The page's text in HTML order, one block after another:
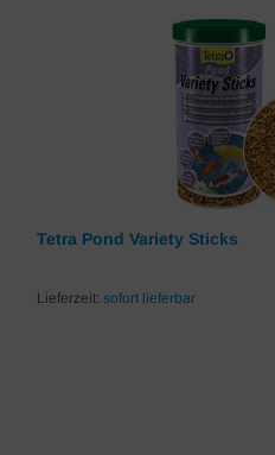
Tetra Pond Variety Sticks
Lieferzeit: sofort lieferbar